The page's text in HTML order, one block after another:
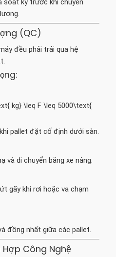
soát kỹ trước khi chuyển
(QC)
đều phải trải qua hệ
kg} \leq F \leq 5000\text{
pallet đặt cố định dưới sàn.
và di chuyển bằng xe nâng.
gãy khi rơi hoặc va chạm
đồng nhất giữa các pallet.
Hợp Công Nghệ